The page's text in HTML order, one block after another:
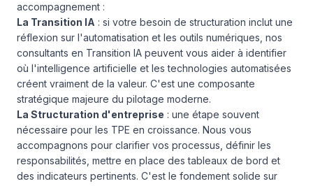
accompagnement :
La Transition IA : si votre besoin de structuration inclut une
réflexion sur l'automatisation et les outils numériques, nos
consultants en Transition IA peuvent vous aider à identifier
où l'intelligence artificielle et les technologies automatisées
créent vraiment de la valeur. C'est une composante
stratégique majeure du pilotage moderne.
La Structuration d'entreprise : une étape souvent
nécessaire pour les TPE en croissance. Nous vous
accompagnons pour clarifier vos processus, définir les
responsabilités, mettre en place des tableaux de bord et
des indicateurs pertinents. C'est le fondement solide sur